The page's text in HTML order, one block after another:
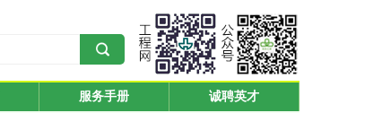
服务手册 诚聘英才